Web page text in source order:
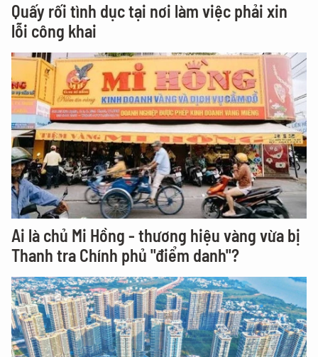
Quấy rối tình dục tại nơi làm việc phải xin
lỗi công khai
Ai là chủ Mi Hồng - thương hiệu vàng vừa bị
Thanh tra Chính phủ "điểm danh"?